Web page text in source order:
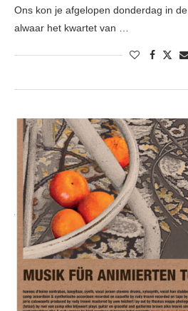
Ons kon je afgelopen donderdag in
alwaar het kwartet van …